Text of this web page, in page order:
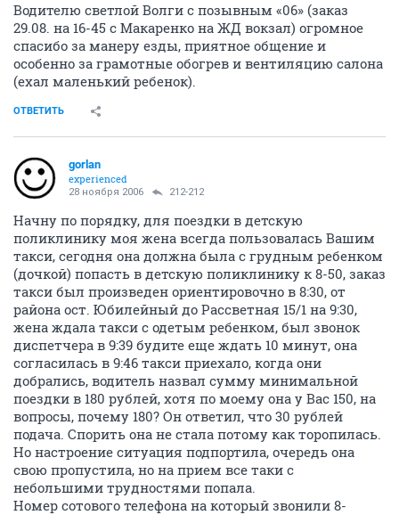
Водителю светлой Волги с позывным «06» (заказ
29.08. на 16-45 с Макаренко на ЖД вокзал) огромное
спасибо за манеру езды, приятное общение и
особенно за грамотные обогрев и вентиляцию салона
(ехал маленький ребенок).
ОТВЕТИТЬ
gorlan
experienced
28 ноября 2006 212-212
Начну по порядку, для поездки в детскую
поликлинику моя жена всегда пользовалась Вашим
такси, сегодня она должна была с грудным ребенком
(дочкой) попасть в детскую поликлинику к 8-50, заказ
такси был произведен ориентировочно в 8:30, от
района ост. Юбилейный до Рассветная 15/1 на 9:30,
жена ждала такси с одетым ребенком, был звонок
диспетчера в 9:39 будите еще ждать 10 минут, она
согласилась в 9:46 такси приехало, когда они
добрались, водитель назвал сумму минимальной
поездки в 180 рублей, хотя по моему она у Вас 150, на
вопросы, почему 180? Он ответил, что 30 рублей
подача. Спорить она не стала потому как торопилась.
Но настроение ситуация подпортила, очередь она
свою пропустила, но на прием все таки с
небольшими трудностями попала.
Номер сотового телефона на который звонили 8-